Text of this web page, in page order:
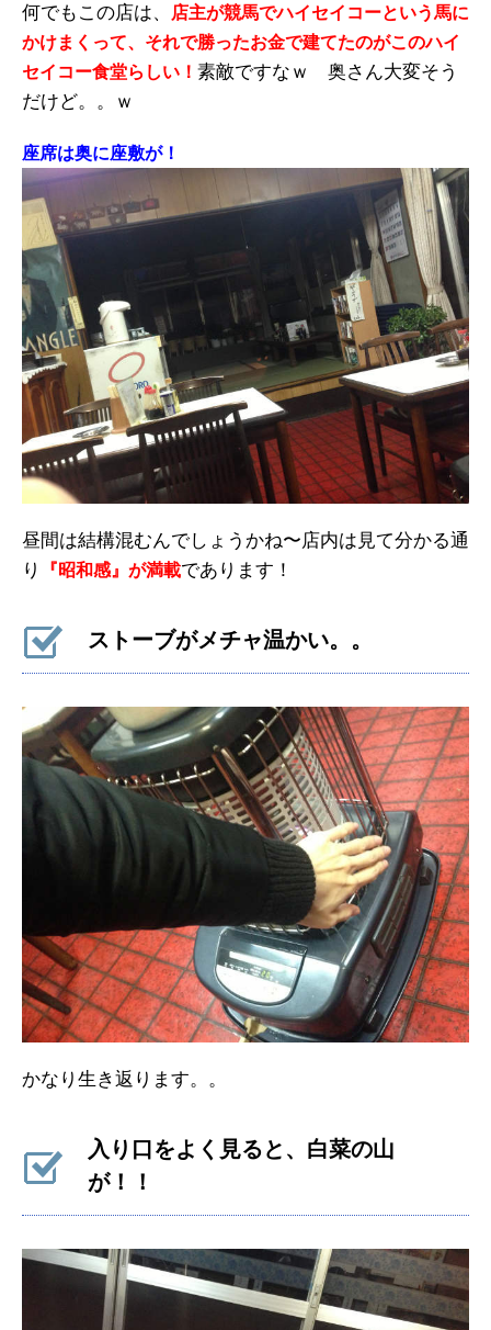
何でもこの店は、
店主が競馬でハイセイコーという馬に
かけまくって、それで勝ったお金で建てたのがこのハイ
セイコー食堂らしい！ 素敵ですなｗ 奥さん大変そう
だけど。。ｗ
座席は奥に座敷が！
昼間は結構混むんでしょうかね〜店内は見て分かる通
り
『昭和感』が満載であります！
ストーブがメチャ温かい。。
かなり生き返ります。。
入り口をよく見ると、白菜の山
が！！